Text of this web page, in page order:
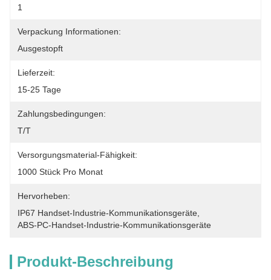
1
Verpackung Informationen:
Ausgestopft
Lieferzeit:
15-25 Tage
Zahlungsbedingungen:
T/T
Versorgungsmaterial-Fähigkeit:
1000 Stück Pro Monat
Hervorheben:
IP67 Handset-Industrie-Kommunikationsgeräte
ABS-PC-Handset-Industrie-Kommunikationsgeräte
Produkt-Beschreibung